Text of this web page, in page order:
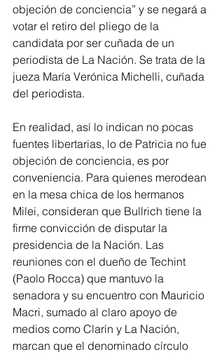
objeción de conciencia” y se negará a
votar el retiro del pliego de la
candidata por ser cuñada de un
periodista de La Nación. Se trata de la
jueza María Verónica Michelli, cuñada
del periodista.
En realidad, así lo indican no pocas
fuentes libertarias, lo de Patricia no fue
objeción de conciencia, es por
conveniencia. Para quienes merodean
en la mesa chica de los hermanos
Milei, consideran que Bullrich tiene la
firme convicción de disputar la
presidencia de la Nación. Las
reuniones con el dueño de Techint
(Paolo Rocca) que mantuvo la
senadora y su encuentro con Mauricio
Macri, sumado al claro apoyo de
medios como Clarín y La Nación,
marcan que el denominado círculo